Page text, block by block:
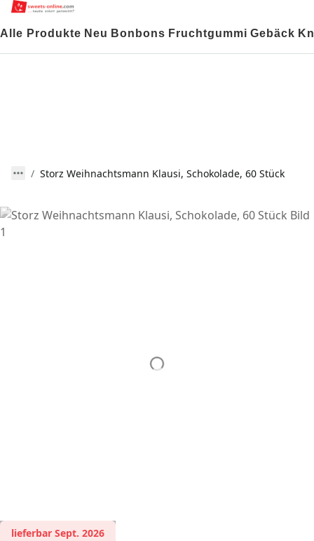
Alle Produkte Neu Bonbons Fruchtgummi Gebäck
Storz Weihnachtsmann Klausi, Schokolade, 60 Stück
lieferbar Sept. 2026